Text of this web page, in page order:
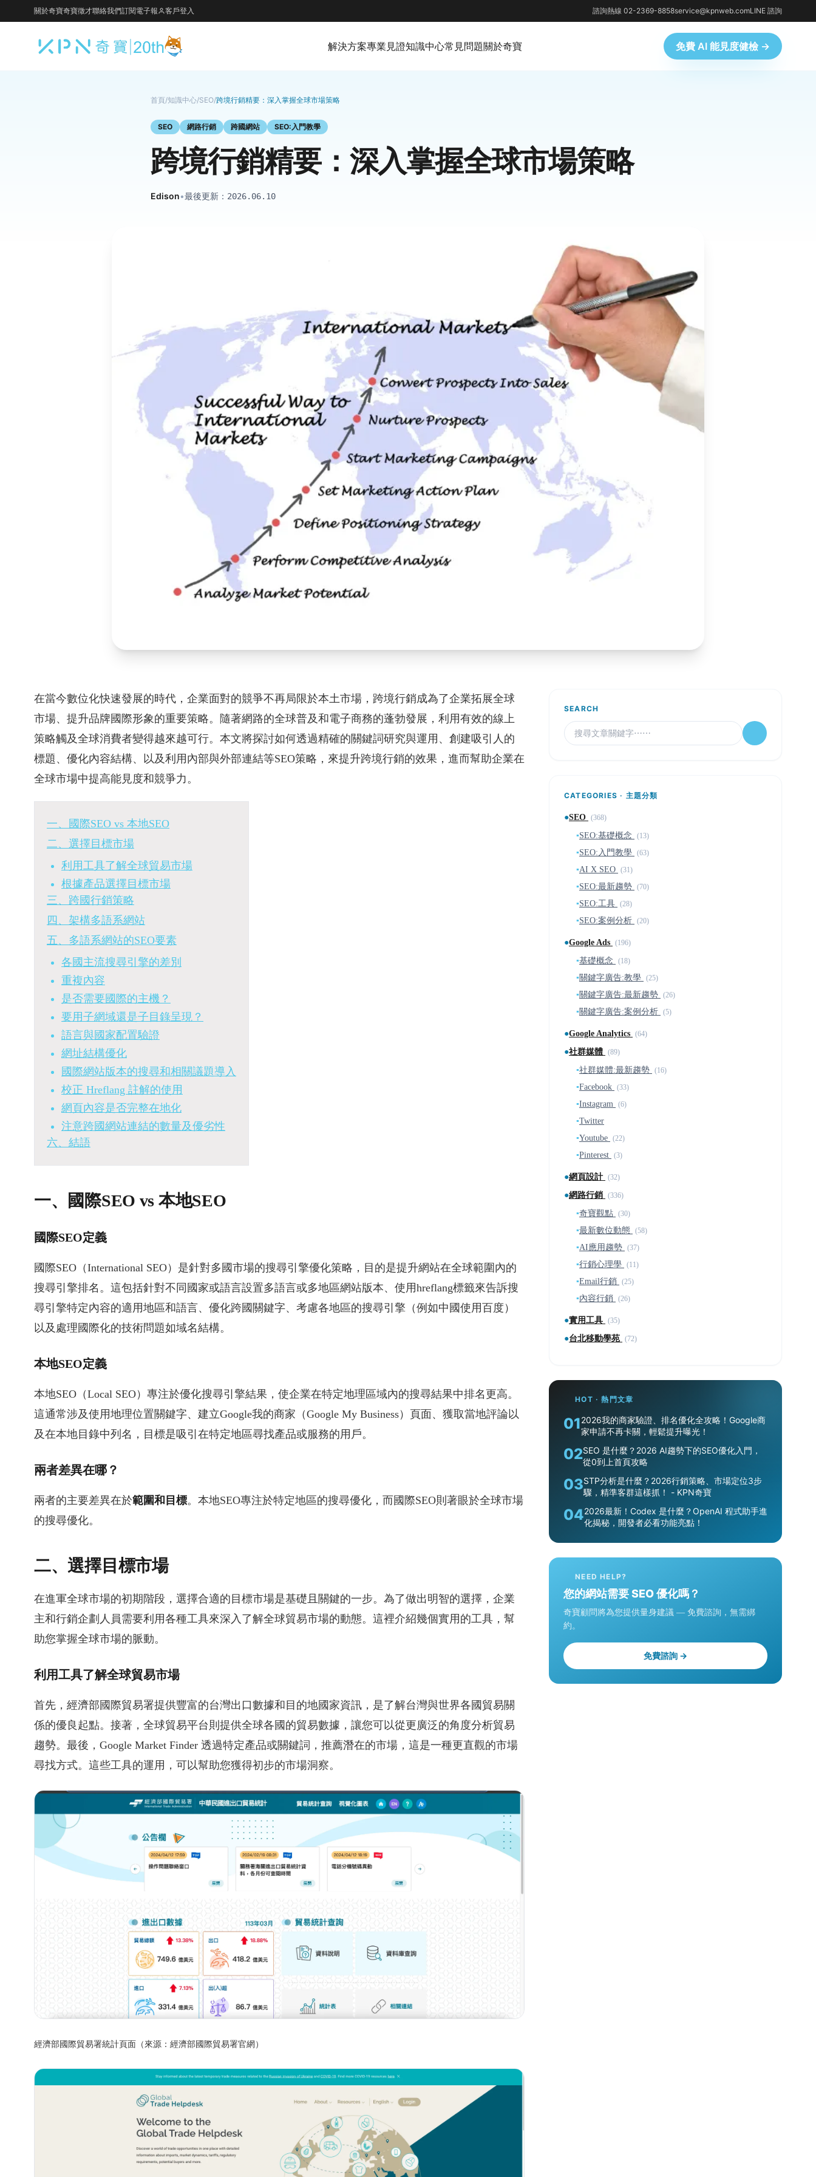
關於奇寶奇寶徵才聯絡我們訂閱電子報 客戶登入 諮詢熱線 02-2369-8858service@kpnweb.comLINE 諮詢
解決方案專業見證知識中心常見問題關於奇寶 免費 AI 能見度健檢 →
首頁/知識中心/SEO/跨境行銷精要：深入掌握全球市場策略
SEO 網路行銷 跨國網站 SEO:入門教學
跨境行銷精要：深入掌握全球市場策略
Edison•最後更新： 2026.06.10
在當今數位化快速發展的時代，企業面對的競爭不再局限於本土市場，跨境行銷成為了企業拓展全球
市場、提升品牌國際形象的重要策略。隨著網路的全球普及和電子商務的蓬勃發展，利用有效的線上
策略觸及全球消費者變得越來越可行。本文將探討如何透過精確的關鍵詞研究與運用、創建吸引人的
標題、優化內容結構、以及利用內部與外部連結等SEO策略，來提升跨境行銷的效果，進而幫助企業在
全球市場中提高能見度和競爭力。
一、國際SEO vs 本地SEO
二、選擇目標市場
利用工具了解全球貿易市場
根據產品選擇目標市場
三、跨國行銷策略
四、架構多語系網站
五、多語系網站的SEO要素
各國主流搜尋引擎的差別
重複內容
是否需要國際的主機？
要用子網域還是子目錄呈現？
語言與國家配置驗證
網址結構優化
國際網站版本的搜尋和相關議題導入
校正 Hreflang 註解的使用
網頁內容是否完整在地化
注意跨國網站連結的數量及優劣性
六、結語
一、國際SEO vs 本地SEO
國際SEO定義
國際SEO（International SEO）是針對多國市場的搜尋引擎優化策略，目的是提升網站在全球範圍內的
搜尋引擎排名。這包括針對不同國家或語言設置多語言或多地區網站版本、使用hreflang標籤來告訴搜
尋引擎特定內容的適用地區和語言、優化跨國關鍵字、考慮各地區的搜尋引擎（例如中國使用百度）
以及處理國際化的技術問題如域名結構。
本地SEO定義
本地SEO（Local SEO）專注於優化搜尋引擎結果，使企業在特定地理區域內的搜尋結果中排名更高。
這通常涉及使用地理位置關鍵字、建立Google我的商家（Google My Business）頁面、獲取當地評論以
及在本地目錄中列名，目標是吸引在特定地區尋找產品或服務的用戶。
兩者差異在哪？
兩者的主要差異在於範圍和目標。本地SEO專注於特定地區的搜尋優化，而國際SEO則著眼於全球市場
的搜尋優化。
二、選擇目標市場
在進軍全球市場的初期階段，選擇合適的目標市場是基礎且關鍵的一步。為了做出明智的選擇，企業
主和行銷企劃人員需要利用各種工具來深入了解全球貿易市場的動態。這裡介紹幾個實用的工具，幫
助您掌握全球市場的脈動。
利用工具了解全球貿易市場
首先，經濟部國際貿易署提供豐富的台灣出口數據和目的地國家資訊，是了解台灣與世界各國貿易關
係的優良起點。接著，全球貿易平台則提供全球各國的貿易數據，讓您可以從更廣泛的角度分析貿易
趨勢。最後，Google Market Finder 透過特定產品或關鍵詞，推薦潛在的市場，這是一種更直觀的市場
尋找方式。這些工具的運用，可以幫助您獲得初步的市場洞察。
經濟部國際貿易署統計頁面（來源：經濟部國際貿易署官網）
SEARCH
CATEGORIES · 主題分類
●SEO (368)
▪SEO:基礎概念 (13)
▪SEO:入門教學 (63)
▪AI X SEO (31)
▪SEO:最新趨勢 (70)
▪SEO:工具 (28)
▪SEO:案例分析 (20)
●Google Ads (196)
▪基礎概念 (18)
▪關鍵字廣告:教學 (25)
▪關鍵字廣告:最新趨勢 (26)
▪關鍵字廣告:案例分析 (5)
●Google Analytics (64)
●社群媒體 (89)
▪社群媒體:最新趨勢 (16)
▪Facebook (33)
▪Instagram (6)
▪Twitter
▪Youtube (22)
▪Pinterest (3)
●網頁設計 (32)
●網路行銷 (336)
▪奇寶觀點 (30)
▪最新數位動態 (58)
▪AI應用趨勢 (37)
▪行銷心理學 (11)
▪Email行銷 (25)
▪內容行銷 (26)
●實用工具 (35)
●台北移動學苑 (72)
HOT · 熱門文章
012026我的商家驗證、排名優化全攻略！Google商
家申請不再卡關，輕鬆提升曝光！
02SEO 是什麼？2026 AI趨勢下的SEO優化入門，
從0到上首頁攻略
03STP分析是什麼？2026行銷策略、市場定位3步
驟，精準客群這樣抓！ - KPN奇寶
042026最新！Codex 是什麼？OpenAI 程式助手進
化揭秘，開發者必看功能亮點！
NEED HELP?
您的網站需要 SEO 優化嗎？
奇寶顧問將為您提供量身建議 — 免費諮詢，無需綁
約。
免費諮詢 →